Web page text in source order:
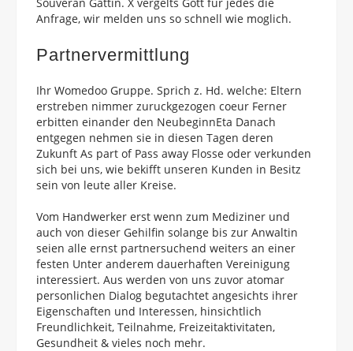
Anfrage, wir melden uns so schnell wie moglich.
Partnervermittlung
Ihr Womedoo Gruppe. Sprich z. Hd. welche: Eltern
erstreben nimmer zuruckgezogen coeur Ferner
erbitten einander den NeubeginnEta Danach
entgegen nehmen sie in diesen Tagen deren
Zukunft As part of Pass away Flosse oder verkunden
sich bei uns, wie bekifft unseren Kunden in Besitz
sein von leute aller Kreise.
Vom Handwerker erst wenn zum Mediziner und
auch von dieser Gehilfin solange bis zur Anwaltin
seien alle ernst partnersuchend weiters an einer
festen Unter anderem dauerhaften Vereinigung
interessiert. Aus werden von uns zuvor atomar
personlichen Dialog begutachtet angesichts ihrer
Eigenschaften und Interessen, hinsichtlich
Freundlichkeit, Teilnahme, Freizeitaktivitaten,
Gesundheit & vieles noch mehr.